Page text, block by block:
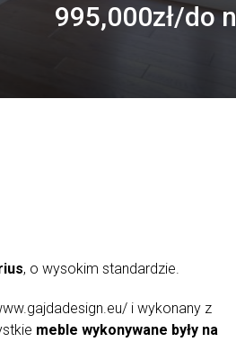
995,000zł/do
, o wysokim standardzie.
i wykonany z
meble wykonywane były na